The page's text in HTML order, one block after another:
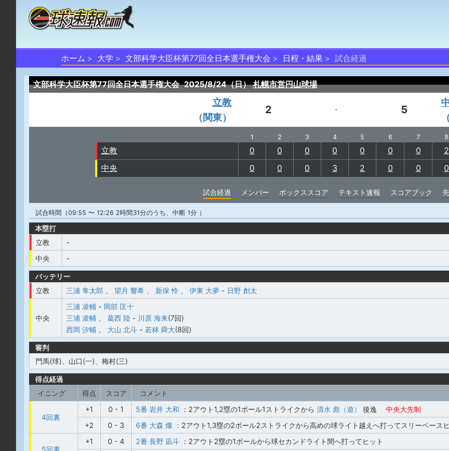
ホーム 大学 文部科学大臣杯第77回全日本選手権大会 日程・結果 試合経過
文部科学大臣杯第77回全日本選手権大会 2025/8/24（日） 札幌市営円山球場
立教
（関東）
2 - 5
1 2 3 4 5 6 7 8
立教 0 0 0 0 0 0 0
2
中央
0 0 0 3 2 0 0 0
試合経過 メンバー ボックススコア テキスト速報 スコアブック
試合時間（09:55 〜 12:26 2時間31分のうち、中断 1分 ）
本塁打
立教
-
中央
-
バッテリー
立教
三浦 隼太郎 望月 響希 新保 怜 伊東 大夢 - 日野 創太
中央
三浦 凌輔 - 岡部 匡十
三浦 凌輔
葛西 陸 - 川原 海来(7回)
西岡 汐輔
大山 北斗 - 若林 舜大(8回)
審判
門馬(球)、山口(一)、梅村(三)
得点経過
イニング
得点 スコア コメント
4回裏
+1 0 - 1 5番 岩井 大和 ：2アウト1,2塁の1ボール1ストライクから 清水 彪（遊） 後逸
中央大先制
+2
0 - 3 6番 大森 燦 ：2アウト1,3塁の2ボール2ストライクから高めの球ライト越えへ打ってスリーベース
5回裏
+1 0 - 4 2番 長野 凪斗 ：2アウト2塁の1ボールから球セカンドライト間へ打ってヒット